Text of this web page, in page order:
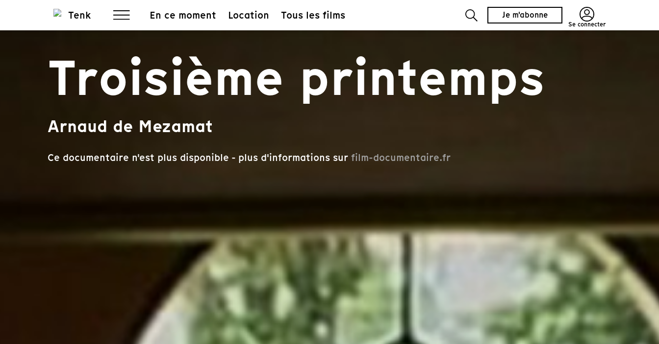
En ce moment Location Tous les films Je m'abonne
Se connecter
Troisième printemps
Arnaud de Mezamat
Ce documentaire n'est plus disponible - plus d'informations sur film-documentaire.fr